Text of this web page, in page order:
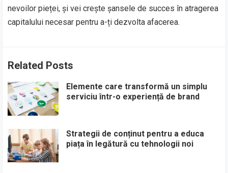
nevoilor pieței, și vei crește șansele de succes în atragerea
capitalului necesar pentru a-ți dezvolta afacerea.
Related Posts
Elemente care transformă un simplu
serviciu într-o experiență de brand
Strategii de conținut pentru a educa
piața în legătură cu tehnologii noi